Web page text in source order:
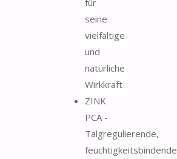
seine
vielfältige
und
natürliche
Wirkkraft
ZINK
PCA -
Talgregulierende,
feuchtigkeitsbindende